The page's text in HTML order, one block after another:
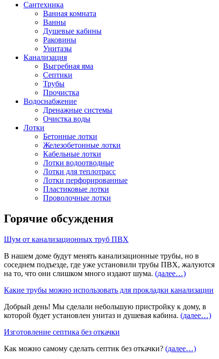
Сантехника
Ванная комната
Ванны
Душевые кабины
Раковины
Унитазы
Канализация
Выгребная яма
Септики
Трубы
Прочистка
Водоснабжение
Дренажные системы
Очистка воды
Лотки
Бетонные лотки
Железобетонные лотки
Кабельные лотки
Лотки водоотводные
Лотки для теплотрасс
Лотки перфорированные
Пластиковые лотки
Проволочные лотки
Горячие обсуждения
Шум от канализационных труб ПВХ
В нашем доме будут менять канализационные трубы, но в
соседнем подъезде, где уже установили трубы ПВХ, жалуются
на то, что они слишком много издают шума. (далее…)
Какие трубы можно использовать для прокладки канализации
Добрый день! Мы сделали небольшую пристройку к дому, в
которой будет установлен унитаз и душевая кабина. (далее…)
Изготовление септика без откачки
Как можно самому сделать септик без откачки? (далее…)